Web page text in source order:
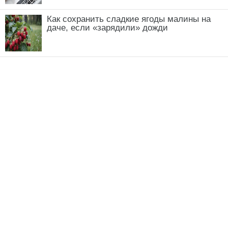
Как сохранить сладкие ягоды малины на
даче, если «зарядили» дожди